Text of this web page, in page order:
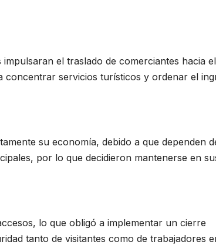
el traslado de comerciantes hacia el
concentrar servicios turísticos y ordenar el
su economía, debido a que dependen
por lo que decidieron mantenerse en
lo que obligó a implementar un cierre
tanto de visitantes como de trabajadores